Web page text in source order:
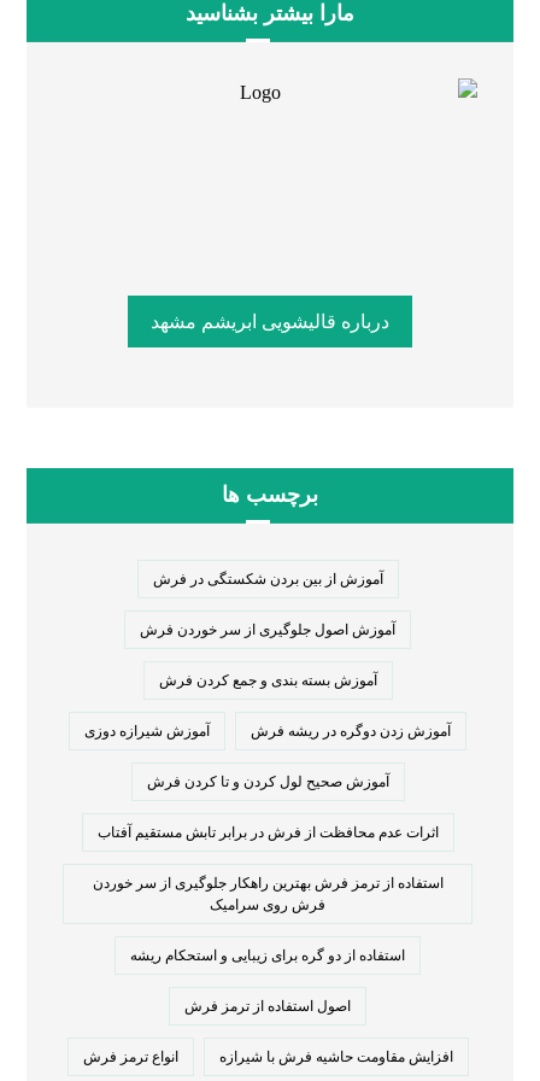
مارا بیشتر بشناسید
درباره قالیشویی ابریشم مشهد
برچسب ها
آموزش از بین بردن شکستگی در فرش
آموزش اصول جلوگیری از سر خوردن فرش
آموزش بسته بندی و جمع کردن فرش
آموزش زدن دوگره در ریشه فرش آموزش شیرازه دوزی
آموزش صحیح لول کردن و تا کردن فرش
اثرات عدم محافظت از فرش در برابر تابش مستقیم آفتاب
استفاده از ترمز فرش بهترین راهکار جلوگیری از سر خوردن
فرش روی سرامیک
استفاده از دو گره برای زیبایی و استحکام ریشه
اصول استفاده از ترمز فرش
افزایش مقاومت حاشیه فرش با شیرازه انواع ترمز فرش